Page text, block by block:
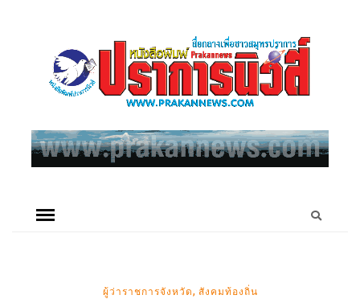
ผู้ว่าราชการจังหวัด, สังคมท้องถิ่น